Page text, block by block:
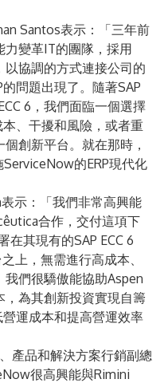
Santos表示：「三年前
變革IT的團隊，採用
以協調的方式連接公司的
問題出現了。隨著SAP
6，我們面臨一個選擇
、干擾和風險，或者重
創新平台。就在那時，
的ERP現代化
示：「我們非常高興能
合作，交付這項下
其現有的SAP ECC 6
上，無需進行高成本、
們很驕傲能協助Aspen
為其創新投資實現自籌
運成本和提高營運效率
產品和解決方案行銷副總
很高興能與Rimini